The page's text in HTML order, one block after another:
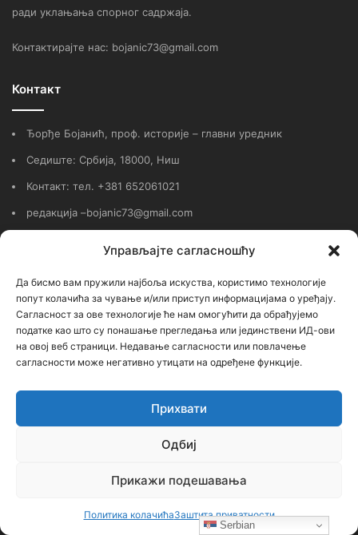
Управљајте сагласношћу
Да бисмо вам пружили најбоља искуства, користимо технологије
попут колачића за чување и/или приступ информацијама о уређају.
Сагласност за ове технологије ће нам омогућити да обрађујемо
податке као што су понашање прегледања или јединствени ИД-ови
на овој веб страници. Недавање сагласности или повлачење
сагласности може негативно утицати на одређене функције.
Прихвати
Одбиј
Прикажи подешавања
Политика колачићаЗаштита приватности
ради уклањања спорног садржаја.
Контактирајте нас: bojanic73@gmail.com
Контакт
Ђорђе Бојанић, проф. историје – главни уредник
Седиште: Србија, 18000, Ниш
Контакт: тел. +381 652061021
редакција –bojanic73@gmail.com
Сајт није под финансијским, политичким и идеолошким
утицајем ни једне политичке опције или организације. Сајт није
профитабилан, заснива се на добровољном раду.
Пријавите се на наш бесплатни Билтен (newsletter)
Serbian